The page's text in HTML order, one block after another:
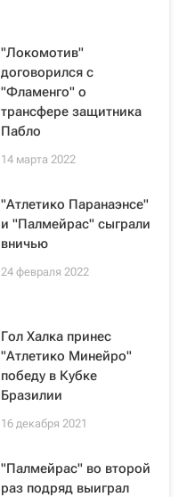
"Локомотив"
договорился с
"Фламенго" о
трансфере защитника
Пабло
14 марта 2022
"Атлетико Паранаэнсе"
и "Палмейрас" сыграли
вничью
24 февраля 2022
Гол Халка принес
"Атлетико Минейро"
победу в Кубке
Бразилии
16 декабря 2021
"Палмейрас" во второй
раз подряд выиграл